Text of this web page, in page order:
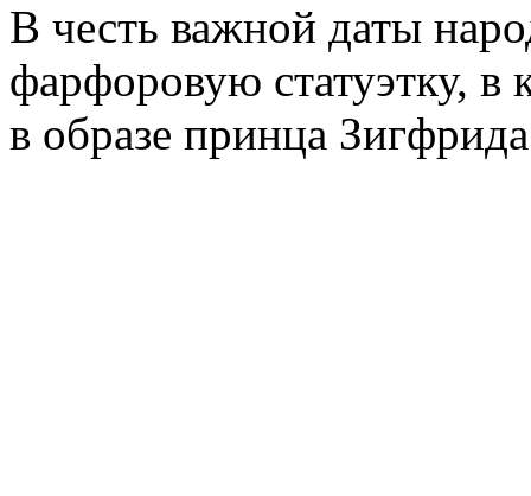
В честь важной даты
фарфоровую статуэтку, в
в образе принца